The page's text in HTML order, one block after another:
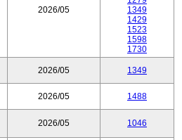
2026/05
1349
1429
1523
1598
1730
2026/05 1349
2026/05 1488
2026/05 1046